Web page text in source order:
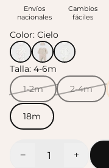
Envíos
nacionales
Cambios
fáciles
Color: Cielo
Talla: 4-6m
1-2m
2-4m
18m
Cantidad
− +
Sandalias Maui MC
$140.000